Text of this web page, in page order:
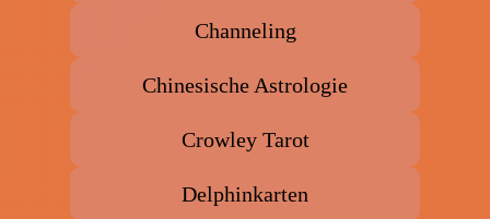
Channeling
Chinesische Astrologie
Crowley Tarot
Delphinkarten